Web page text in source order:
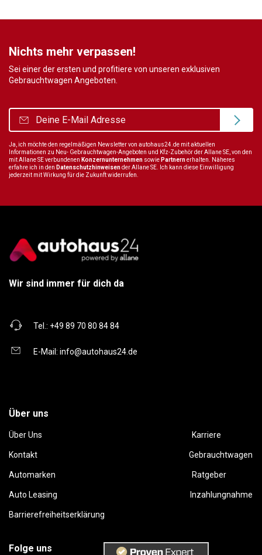
Nichts mehr verpassen!
Sei einer der ersten und profitiere von unseren exklusiven
Gebrauchtwagen Angeboten.
Ja, ich möchte den regelmäßigen Newsletter von autohaus24.de mit aktuellen
Informationen zu Neu- Gebrauchtwagen-Angeboten und Kfz-Zubehör der Allane SE, von den
mit Allane SE verbundenen Konzernunternehmen sowie Partnernerhalten. Näheres
erfahre ich in den Datenschutzhinweisender Allane SE. Ich kann diese Einwilligung
jederzeit mit Wirkung für die Zukunft widerrufen.
Wir sind immer für dich da
Tel.: +49 89 70 80 84 84
E-Mail: info@autohaus24.de
Über uns
Über Uns Karriere
Kontakt Gebrauchtwagen
Automarken Ratgeber
Auto Leasing Inzahlungnahme
Barrierefreiheitserklärung
Folge uns